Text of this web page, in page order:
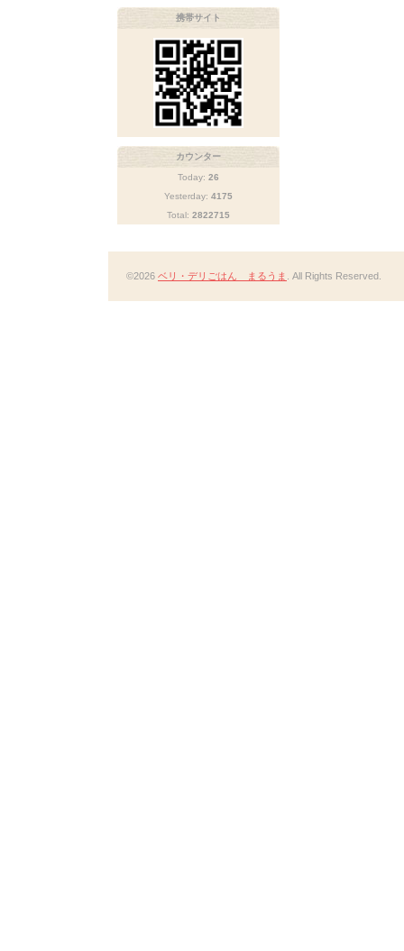
携帯サイト
カウンター
Today: 26
Yesterday: 4175
Total: 2822715
©2026 ベリ・デリごはん まるうま . All Rights Reserved.